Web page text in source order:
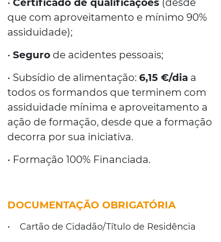
• Certificado de qualificações (desde
que com aproveitamento e mínimo 90%
assiduidade);
• Seguro de acidentes pessoais;
• Subsídio de alimentação: 6,15 €/dia a
todos os formandos que terminem com
assiduidade mínima e aproveitamento a
ação de formação, desde que a formação
decorra por sua iniciativa.
• Formação 100% Financiada.
DOCUMENTAÇÃO OBRIGATÓRIA
• Cartão de Cidadão/Título de Residência